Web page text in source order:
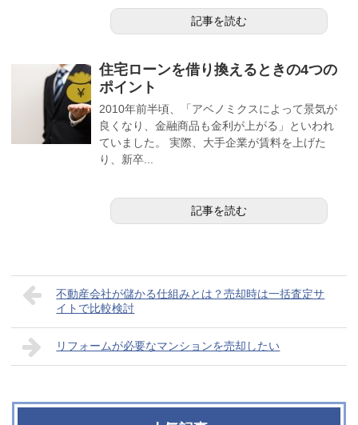
記事を読む
住宅ローンを借り換えるときの4つの
ポイント
2010年前半頃、「アベノミクスによって景気が
良くなり、金融商品も金利が上がる」といわれ
ていました。 実際、大手企業が賃料を上げた
り、新卒...
記事を読む
不動産会社が儲かる仕組みとは？売却時は一括査定サ
イトで比較検討
リフォームが必要なマンションを売却したい